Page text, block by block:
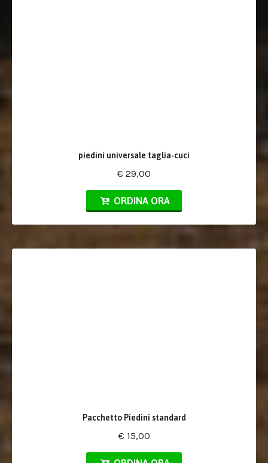
piedini universale taglia-cuci
€ 29,00
ORDINA ORA
Pacchetto Piedini standard
€ 15,00